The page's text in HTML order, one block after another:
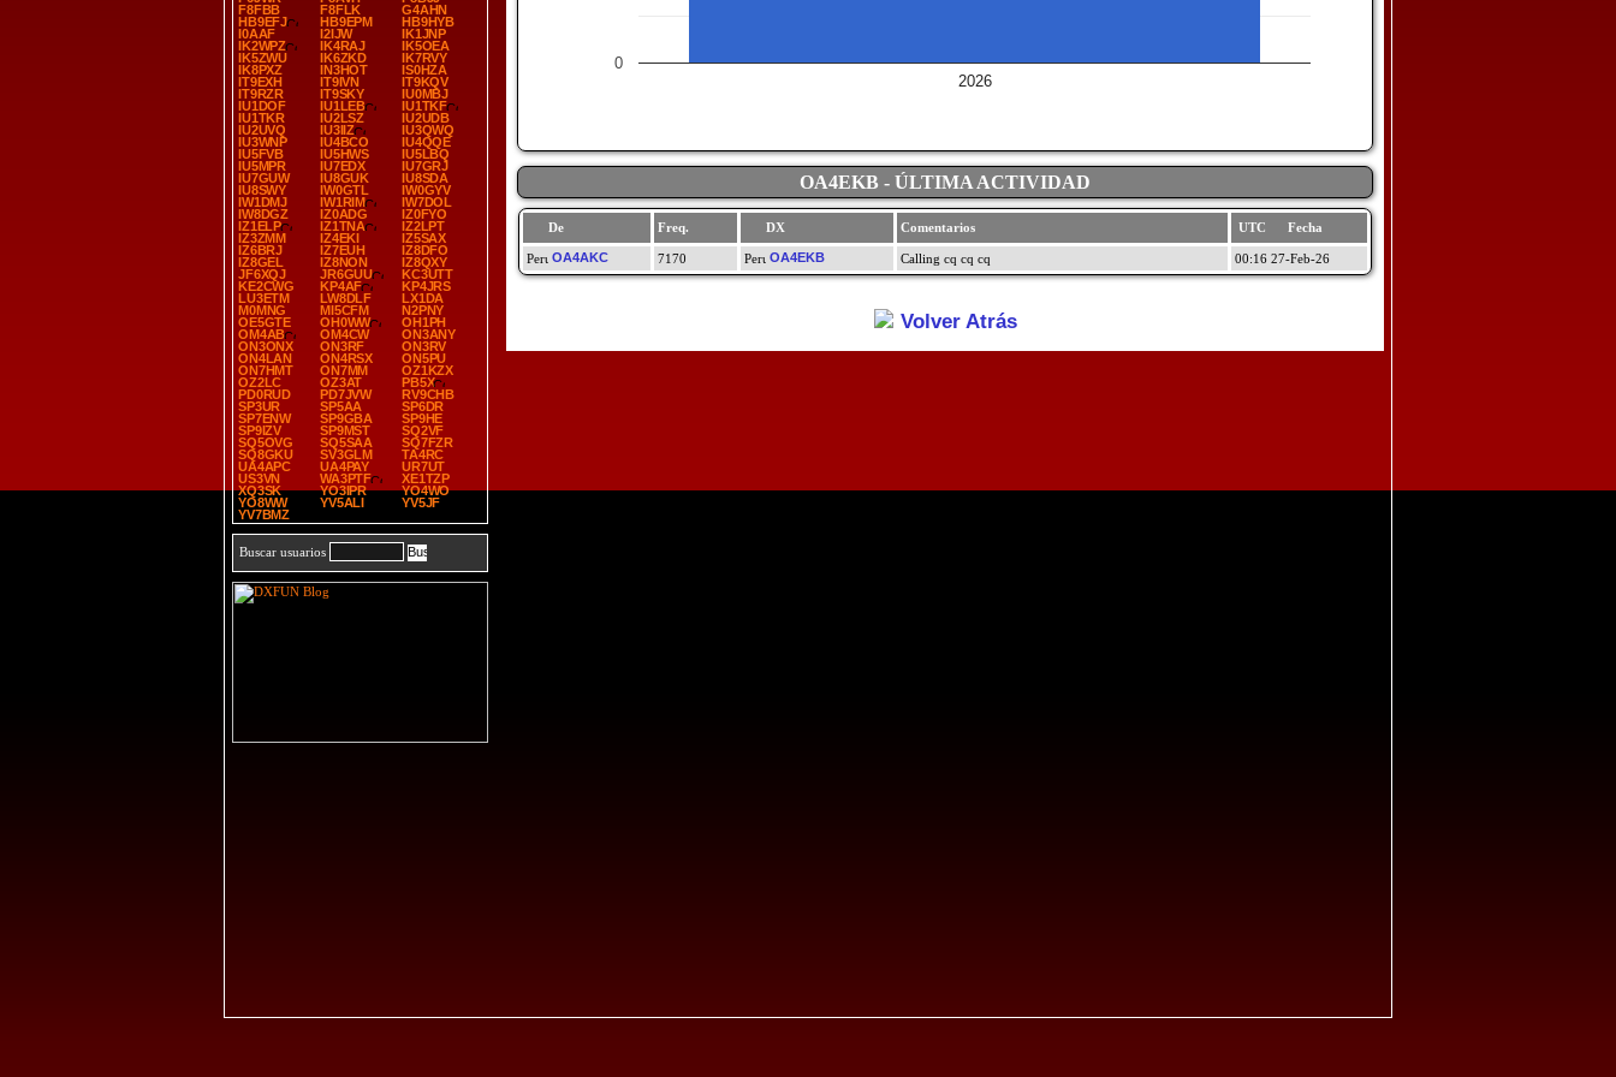
F8FBB
F8FLK
G4AHN
HB9EFJ
HB9EPM
HB9HYB
I0AAF
I2IJW
IK1JNP
IK2WPZ
IK4RAJ
IK5OEA
IK5ZWU
IK6ZKD
IK7RVY
IK8PXZ
IN3HOT
IS0HZA
IT9EXH
IT9IVN
IT9KQV
IT9RZR
IT9SKY
IU0MBJ
IU1DOF
IU1LEB
IU1TKF
IU1TKR
IU2LSZ
IU2UDB
IU2UVQ
IU3IIZ
IU3QWQ
IU3WNP
IU4BCO
IU4QQE
IU5FVB
IU5HWS
IU5LBQ
IU5MPR
IU7EDX
IU7GRJ
IU7GUW
IU8GUK
IU8SDA
IU8SWY
IW0GTL
IW0GYV
IW1DMJ
IW1RIM
IW7DOL
IW8DGZ
IZ0ADG
IZ0FYO
IZ1ELP
IZ1TNA
IZ2LPT
IZ3ZMM
IZ4EKI
IZ5SAX
IZ6BRJ
IZ7EUH
IZ8DFO
IZ8GEL
IZ8NON
IZ8QXY
JF6XQJ
JR6GUU
KC3UTT
KE2CWG
KP4AF
KP4JRS
LU3ETM
LW8DLF
LX1DA
M0MNG
MI5CFM
N2PNY
OE5GTE
OH0WW
OH1PH
OM4AB
OM4CW
ON3ANY
ON3ONX
ON3RF
ON3RV
ON4LAN
ON4RSX
ON5PU
ON7HMT
ON7MM
OZ1KZX
OZ2LC
OZ3AT
PB5X
PD0RUD
PD7JVW
RV9CHB
SP3UR
SP5AA
SP6DR
SP7ENW
SP9GBA
SP9HE
SP9IZV
SP9MST
SQ2VF
SQ5OVG
SQ5SAA
SQ7FZR
SQ8GKU
SV3GLM
TA4RC
UA4APC
UA4PAY
UR7UT
US3VN
WA3PTF
XE1TZP
XQ3SK
YO3IPR
YO4WO
YO8WW
YV5ALI
YV5JF
YV7BMZ
Buscar usuarios
2026
0
OA4EKB - ÚLTIMA ACTIVIDAD
De Freq. DX Comentarios UTC Fecha
OA4AKC 7170 OA4EKB Calling cq cq cq 00:16 27-Feb-26
Volver Atrás